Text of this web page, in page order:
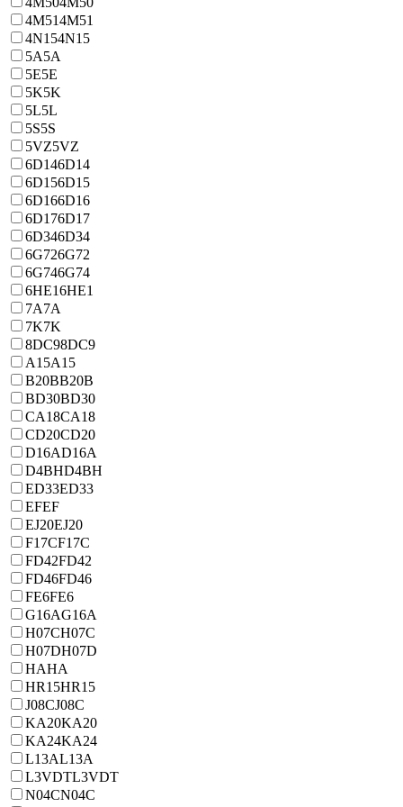
4M514M51
4N154N15
5A5A
5E5E
5K5K
5L5L
5S5S
5VZ5VZ
6D146D14
6D156D15
6D166D16
6D176D17
6D346D34
6G726G72
6G746G74
6HE16HE1
7A7A
7K7K
8DC98DC9
A15A15
B20BB20B
BD30BD30
CA18CA18
CD20CD20
D16AD16A
D4BHD4BH
ED33ED33
EFEF
EJ20EJ20
F17CF17C
FD42FD42
FD46FD46
FE6FE6
G16AG16A
H07CH07C
H07DH07D
HAHA
HR15HR15
J08CJ08C
KA20KA20
KA24KA24
L13AL13A
L3VDTL3VDT
N04CN04C